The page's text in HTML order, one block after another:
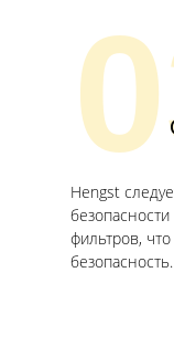
Hengst
фильтров,
безопасность.